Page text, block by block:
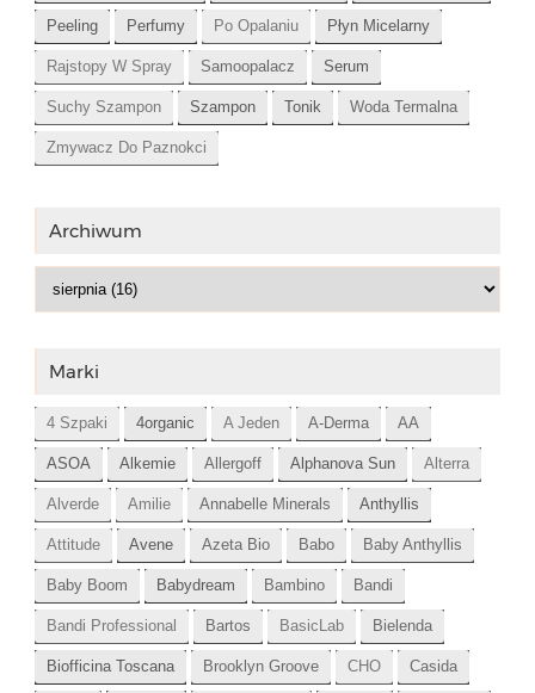
Peeling Perfumy Po Opalaniu Płyn Micelarny
Rajstopy W Spray Samoopalacz Serum
Suchy Szampon Szampon Tonik Woda Termalna
Zmywacz Do Paznokci
Archiwum
Marki
4 Szpaki 4organic A Jeden A-Derma AA
ASOA Alkemie Allergoff Alphanova Sun Alterra
Alverde Amilie Annabelle Minerals Anthyllis
Attitude Avene Azeta Bio Babo Baby Anthyllis
Baby Boom Babydream Bambino Bandi
Bandi Professional Bartos BasicLab Bielenda
Biofficina Toscana Brooklyn Groove CHO Casida